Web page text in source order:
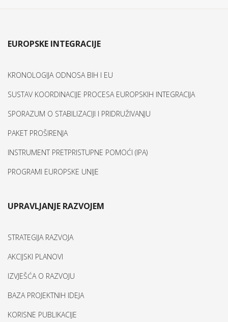
EUROPSKE INTEGRACIJE
KRONOLOGIJA ODNOSA BIH I EU
SUSTAV KOORDINACIJE PROCESA EUROPSKIH INTEGRACIJA
SPORAZUM O STABILIZACIJI I PRIDRUŽIVANJU
PAKET PROŠIRENJA
INSTRUMENT PRETPRISTUPNE POMOĆI (IPA)
PROGRAMI EUROPSKE UNIJE
UPRAVLJANJE RAZVOJEM
STRATEGIJA RAZVOJA
AKCIJSKI PLANOVI
IZVJEŠĆA O RAZVOJU
BAZA PROJEKTNIH IDEJA
KORISNE PUBLIKACIJE